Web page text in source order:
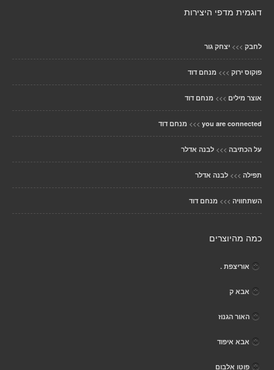
דוגמית מדפי היצירות
לחבק >>> יצחק גור
פוקוס ירוק >>> מנחם דוד
אוצר מילים >>> מנחם דוד
you are connected
>>> מנחם דוד
על הכתיבה >>> לבנה אדלר
תפילה >>> לבנה אדלר
השתחוויה >>> מנחם דוד
כמה מהיוצרים
אוריצפת .
אבא ק
האור הגנוז
אבא איפוד
פוטו אלבום